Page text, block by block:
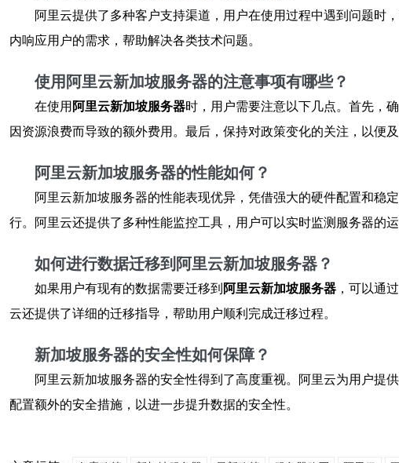
阿里云提供了多种客户支持渠道，用户在使用过程中遇到问题时
内响应用户的需求，帮助解决各类技术问题。
使用阿里云新加坡服务器的注意事项有哪些？
在使用 阿里云新加坡服务器时，用户需要注意以下几点。首先，
因资源浪费而导致的额外费用。最后，保持对政策变化的关注，以便及
阿里云新加坡服务器的性能如何？
阿里云新加坡服务器的性能表现优异，凭借强大的硬件配置和稳
行。阿里云还提供了多种性能监控工具，用户可以实时监测服务器的
如何进行数据迁移到阿里云新加坡服务器？
如果用户有现有的数据需要迁移到 阿里云新加坡服务器 ，可以通
云还提供了详细的迁移指导，帮助用户顺利完成迁移过程。
新加坡服务器的安全性如何保障？
阿里云新加坡服务器的安全性得到了高度重视。阿里云为用户提
配置额外的安全措施，以进一步提升数据的安全性。